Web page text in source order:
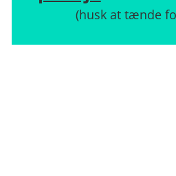
(husk at tænde